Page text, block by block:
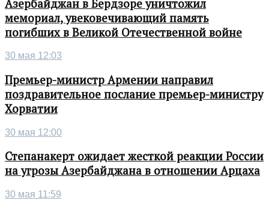
Азербайджан в Бердзоре уничтожил
мемориал, увековечивающий память
погибших в Великой Отечественной войне
30 мая 12:03
Премьер-министр Армении направил
поздравительное послание премьер-министру
Хорватии
30 мая 12:00
Степанакерт ожидает жесткой реакции России
на угрозы Азербайджана в отношении Арцаха
30 мая 11:59